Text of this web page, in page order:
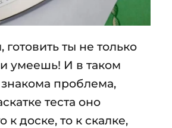
ты не только
умеешь! И в таком
проблема,
теста оно
к доске, то к скалке,